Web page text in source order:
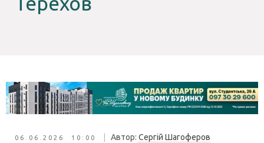
06.06.2026 10:00 Автор: Сергій Шагоферов